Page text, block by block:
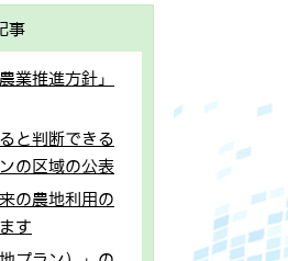
事
業推進方針」
と判断できる
の区域の公表
の農地利用の
す